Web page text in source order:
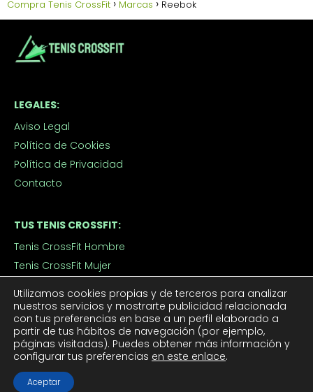
Compra Tenis CrossFit Marcas Reebok
LEGALES:
Aviso Legal
Política de Cookies
Política de Privacidad
Contacto
TUS TENIS CROSSFIT:
Tenis CrossFit Hombre
Tenis CrossFit Mujer
APROVECHA LOS DESCUENTOS:
Outlet
Ofertas de Tenis de Crossfit
Utilizamos cookies propias y de terceros para analizar
nuestros servicios y mostrarte publicidad relacionada
con tus preferencias en base a un perfil elaborado a
partir de tus hábitos de navegación (por ejemplo,
páginas visitadas). Puedes obtener más información y
configurar tus preferencias en este enlace.
Aceptar